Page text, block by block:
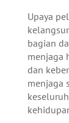
Upaya
bagian
menjaga
dan
menjaga